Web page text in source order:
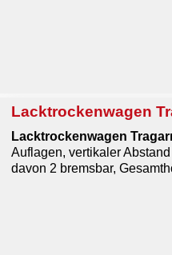
Lacktrockenwagen
Lacktrockenwagen
Auflagen, vertikaler
davon 2 bremsbar,